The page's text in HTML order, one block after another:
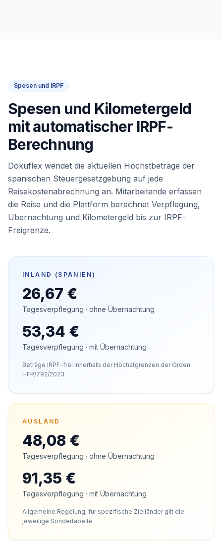
Spesen und IRPF
Spesen und Kilometergeld
mit automatischer IRPF-
Berechnung
Dokuflex wendet die aktuellen Höchstbeträge der
spanischen Steuergesetzgebung auf jede
Reisekostenabrechnung an. Mitarbeitende erfassen
die Reise und die Plattform berechnet Verpflegung,
Übernachtung und Kilometergeld bis zur IRPF-
Freigrenze.
INLAND (SPANIEN)
26,67 €
Tagesverpflegung · ohne Übernachtung
53,34 €
Tagesverpflegung · mit Übernachtung
Beträge IRPF-frei innerhalb der Höchstgrenzen der Orden
HFP/792/2023.
AUSLAND
48,08 €
Tagesverpflegung · ohne Übernachtung
91,35 €
Tagesverpflegung · mit Übernachtung
Allgemeine Regelung; für spezifische Zielländer gilt die
jeweilige Sondertabelle.